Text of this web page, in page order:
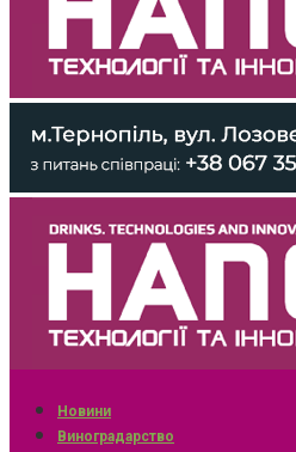
Новини
Виноградарство